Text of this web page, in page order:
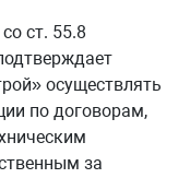
ст. 55.8
осуществлять
по договорам,
за